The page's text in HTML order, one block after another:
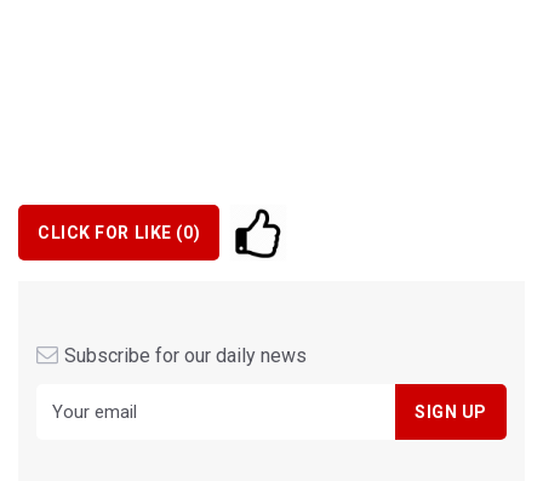
CLICK FOR LIKE (0)
Subscribe for our daily news